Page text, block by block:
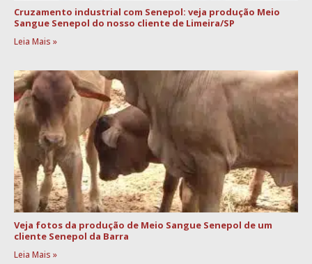
Cruzamento industrial com Senepol: veja produção Meio
Sangue Senepol do nosso cliente de Limeira/SP
Leia Mais »
Veja fotos da produção de Meio Sangue Senepol de um
cliente Senepol da Barra
Leia Mais »